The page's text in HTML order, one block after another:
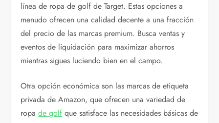
línea de ropa de golf de Target. Estas opciones a
menudo ofrecen una calidad decente a una fracción
del precio de las marcas premium. Busca ventas y
eventos de liquidación para maximizar ahorros
mientras sigues luciendo bien en el campo.
Otra opción económica son las marcas de etiqueta
privada de Amazon, que ofrecen una variedad de
ropade golf que satisface las necesidades básicas de